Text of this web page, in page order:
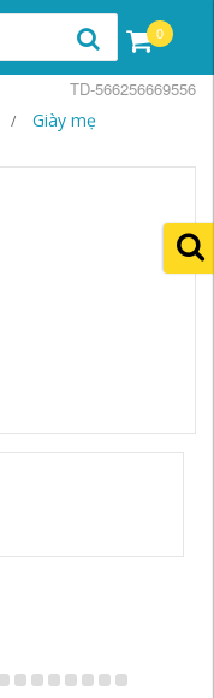
0
Giày mẹ
TD-566256669556